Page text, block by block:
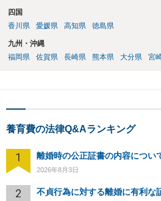
四国
香川県
愛媛県 高知県 徳島県
九州・沖縄
福岡県
佐賀県 長崎県 熊本県 大分県 宮
養育費の法律Q&Aランキング
1 離婚時の公正証書の内容につい
2026年8月3日
2